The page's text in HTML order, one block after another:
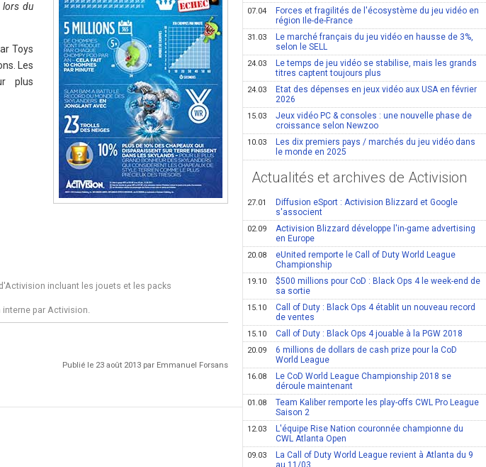
lors du
Toys
Les
plus
incluant les jouets et les packs
par Activision.
Publié le 23 août 2013 par Emmanuel Forsans
07.04
Forces et fragilités de l'écosystème du jeu vidéo en
région Ile-de-France
31.03
Le marché français du jeu vidéo en hausse de 3%,
selon le SELL
24.03
Le temps de jeu vidéo se stabilise, mais les grands
titres captent toujours plus
24.03
Etat des dépenses en jeux vidéo aux USA en février
2026
15.03
Jeux vidéo PC & consoles : une nouvelle phase de
croissance selon Newzoo
10.03
Les dix premiers pays / marchés du jeu vidéo dans
le monde en 2025
Actualités et archives de Activision
27.01
Diffusion eSport : Activision Blizzard et Google
s'associent
02.09
Activision Blizzard développe l'in-game advertising
en Europe
20.08
eUnited remporte le Call of Duty World League
Championship
19.10
$500 millions pour CoD : Black Ops 4 le week-end de
sa sortie
15.10
Call of Duty : Black Ops 4 établit un nouveau record
de ventes
15.10 Call of Duty : Black Ops 4 jouable à la PGW 2018
20.09
6 millions de dollars de cash prize pour la CoD
World League
16.08
Le CoD World League Championship 2018 se
déroule maintenant
01.08
Team Kaliber remporte les play-offs CWL Pro League
Saison 2
12.03
L'équipe Rise Nation couronnée championne du
CWL Atlanta Open
09.03
La Call of Duty World League revient à Atlanta du 9
au 11/03